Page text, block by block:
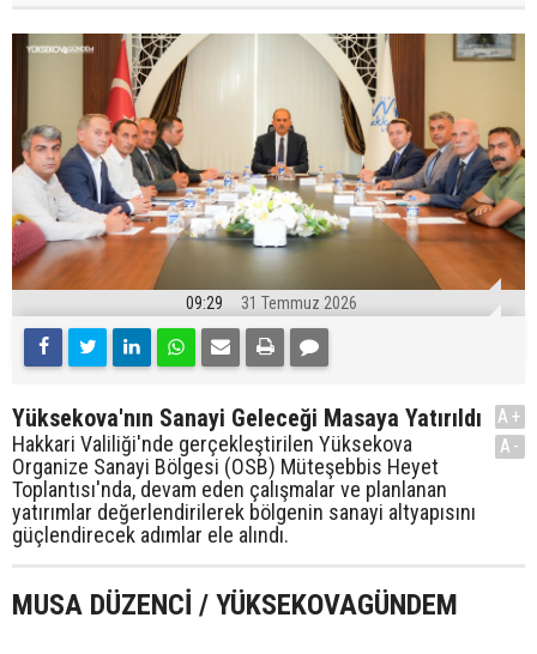
09:29 31 Temmuz 2026
Yüksekova'nın Sanayi Geleceği Masaya Yatırıldı
Hakkari Valiliği'nde gerçekleştirilen Yüksekova
Organize Sanayi Bölgesi (OSB) Müteşebbis Heyet
Toplantısı'nda, devam eden çalışmalar ve planlanan
yatırımlar değerlendirilerek bölgenin sanayi altyapısını
güçlendirecek adımlar ele alındı.
A+
A-
MUSA DÜZENCİ / YÜKSEKOVAGÜNDEM